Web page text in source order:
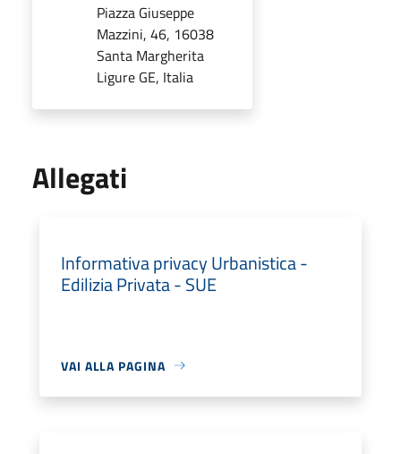
Piazza Giuseppe
Mazzini, 46, 16038
Santa Margherita
Ligure GE, Italia
Allegati
Informativa privacy Urbanistica -
Edilizia Privata - SUE
VAI ALLA PAGINA